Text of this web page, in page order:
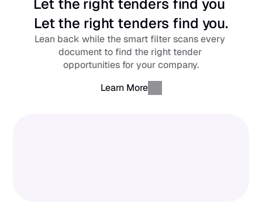
Let the right tenders find you
Let the right tenders find you.
Lean back while the smart filter scans every
document to find the right tender
opportunities for your company.
Learn More